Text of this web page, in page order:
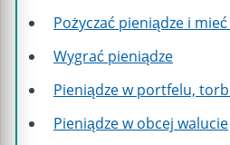
Pożyczać pieniądze i mieć
Wygrać pieniądze
Pieniądze w portfelu,
Pieniądze w obcej walucie